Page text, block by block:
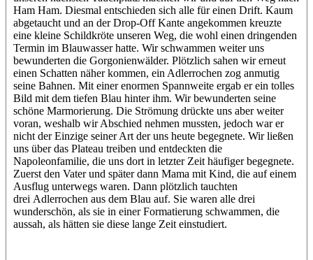
Ham Ham. Diesmal entschieden sich alle für einen Drift. Kaum
abgetaucht und an der Drop-Off Kante angekommen kreuzte
eine kleine Schildkröte unseren Weg, die wohl einen dringenden
Termin im Blauwasser hatte. Wir schwammen weiter uns
bewunderten die Gorgonienwälder. Plötzlich sahen wir erneut
einen Schatten näher kommen, ein Adlerrochen zog anmutig
seine Bahnen. Mit einer enormen Spannweite ergab er ein tolles
Bild mit dem tiefen Blau hinter ihm. Wir bewunderten seine
schöne Marmorierung. Die Strömung drückte uns aber weiter
voran, weshalb wir Abschied nehmen mussten, jedoch war er
nicht der Einzige seiner Art der uns heute begegnete. Wir ließen
uns über das Plateau treiben und entdeckten die
Napoleonfamilie, die uns dort in letzter Zeit häufiger begegnete.
Zuerst den Vater und später dann Mama mit Kind, die auf einem
Ausflug unterwegs waren. Dann plötzlich tauchten
drei Adlerrochen aus dem Blau auf. Sie waren alle drei
wunderschön, als sie in einer Formatierung schwammen, die
aussah, als hätten sie diese lange Zeit einstudiert.